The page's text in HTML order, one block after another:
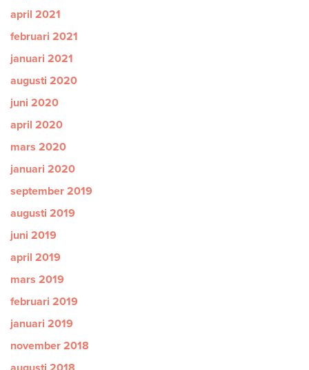
april 2021
februari 2021
januari 2021
augusti 2020
juni 2020
april 2020
mars 2020
januari 2020
september 2019
augusti 2019
juni 2019
april 2019
mars 2019
februari 2019
januari 2019
november 2018